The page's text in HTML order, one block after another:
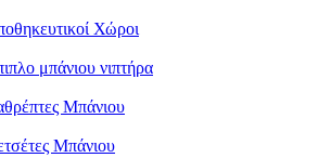
Χώροι
μπάνιου νιπτήρα
Μπάνιου
Μπάνιου